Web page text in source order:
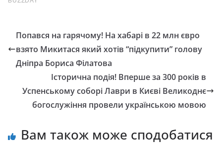
Попався на гарячому! На хабарі в 22 млн євро
взято Микитася який хотів “підкупити” голову
Дніпра Бориса Філатова
Історична подія! Вперше за 300 років в
Успенському соборі Лаври в Києві Великоднє
богослужіння провели українською мовою
Вам також може сподобатися